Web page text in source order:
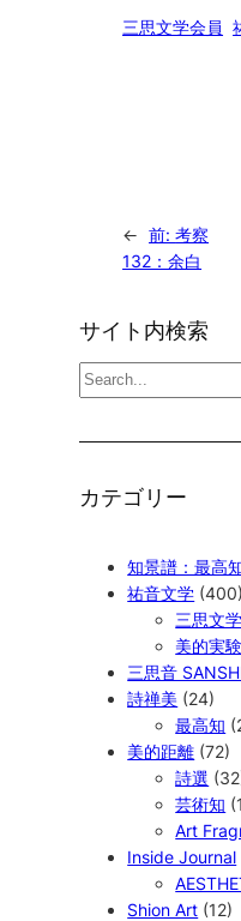
三思文学会員
← 前:考察
132：余白
サイト内検索
検
索
カテゴリー
知景譜：最高
祐音文学 (400)
三思文学
美的実験
三思音
詩禅美 (24)
最高知
美的距離 (72)
詩選
芸術知
Art
Inside Journal
Shion Art (12)